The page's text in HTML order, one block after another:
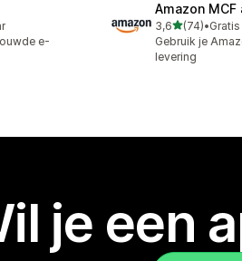
e-
Amazon
3,6van 5 sterren
(74)
74 recensies in
•
Gebruik je
levering
je een